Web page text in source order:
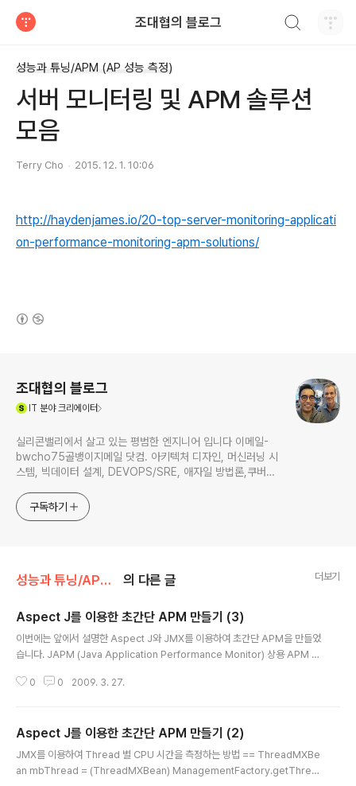
조대협의 블로그
성능과 튜닝/APM (AP 성능 측정)
서버 모니터링 및 APM 솔루션
모음
Terry Cho 2015. 12. 1. 10:06
http://haydenjames.io/20-top-server-monitoring-applicati
on-performance-monitoring-apm-solutions/
조대협의 블로그
IT 분야 크리에이터
실리콘밸리에서 살고 있는 평범한 엔지니어 입니다 이메일-
bwcho75골뱅이지메일 닷컴. 아키텍처 디자인, 머신러닝 시
스템, 빅데이터 설계, DEVOPS/SRE, 애자일 방법론,쿠버네
한 기술 멘토링과 강의 진행합니다. Linkedin :
https://www.linkedin.com/in/terrycho75/
구독하기
성능과 튜닝/APM (AP 성능 측정) 의 다른 글 더보기
Aspect J를 이용한 초간단 APM 만들기 (3)
이번에는 앞에서 설명한 Aspect J와 JMX를 이용하여 초간단 APM을 만들었
습니다. JAPM (Java Application Performance Monitor) 상용 APM 툴
드와 설치 메뉴얼등을 첨부합니다.
0 0 2009. 3. 27.
Aspect J를 이용한 초간단 APM 만들기 (2)
JMX를 이용하여 Thread 별 CPU 시간을 측정하는 방법 == ThreadMXBe
an mbThread = (ThreadMXBean) ManagementFactory.getThrea